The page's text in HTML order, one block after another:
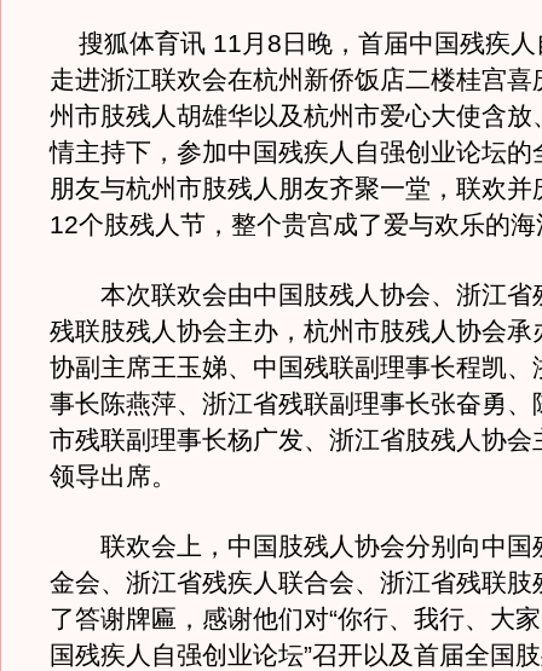
搜狐体育讯 11月8日晚，首届中国残疾人
走进浙江联欢会在杭州新侨饭店二楼桂宫喜
州市肢残人胡雄华以及杭州市爱心大使含放
情主持下，参加中国残疾人自强创业论坛的
朋友与杭州市肢残人朋友齐聚一堂，联欢并
12个肢残人节，整个贵宫成了爱与欢乐的海
本次联欢会由中国肢残人协会、浙江省
残联肢残人协会主办，杭州市肢残人协会承
协副主席王玉娣、中国残联副理事长程凯、
事长陈燕萍、浙江省残联副理事长张奋勇、
市残联副理事长杨广发、浙江省肢残人协会
领导出席。
联欢会上，中国肢残人协会分别向中国
金会、浙江省残疾人联合会、浙江省残联肢
了答谢牌匾，感谢他们对“你行、我行、大
国残疾人自强创业论坛”召开以及首届全国